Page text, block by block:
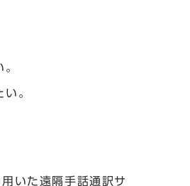
。
いた遠隔手話通訳サ